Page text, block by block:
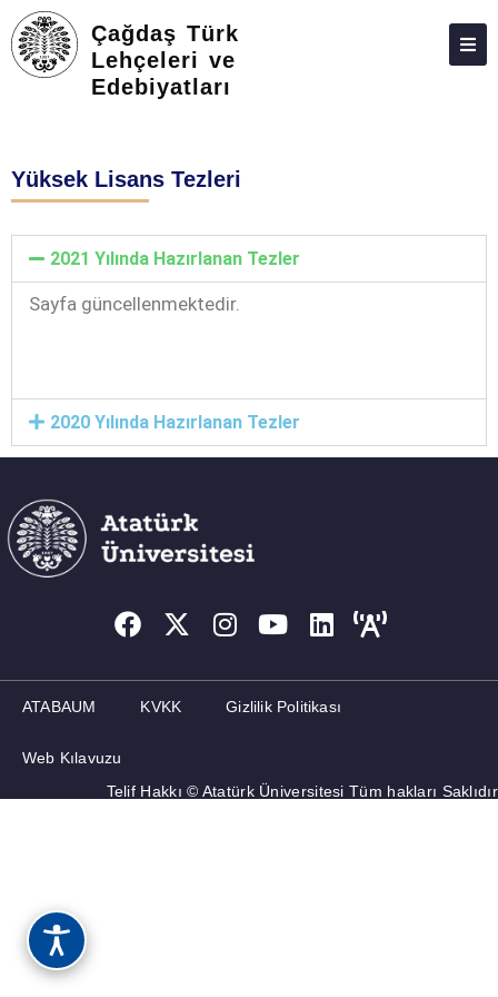
Çağdaş Türk
Lehçeleri ve
Edebiyatları
HAKKIMIZDA
LISANS
TOPLUMA KATKI
MEMNUNIYET ANKETLERI
İLETIŞIM
Yüksek Lisans Tezleri
2021 Yılında Hazırlanan Tezler
Sayfa güncellenmektedir.
2020 Yılında Hazırlanan Tezler
ATABAUM KVKK Gizlilik Politikası
Web Kılavuzu
Telif Hakkı © Atatürk Üniversitesi Tüm hakları Saklıdır